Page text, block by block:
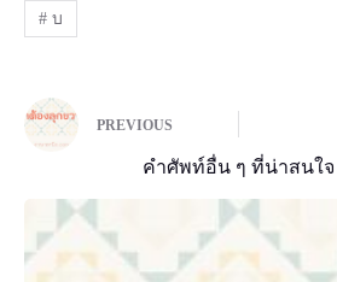
#บ
PREVIOUS
คำศัพท์อื่น ๆ ที่น่าสนใจ